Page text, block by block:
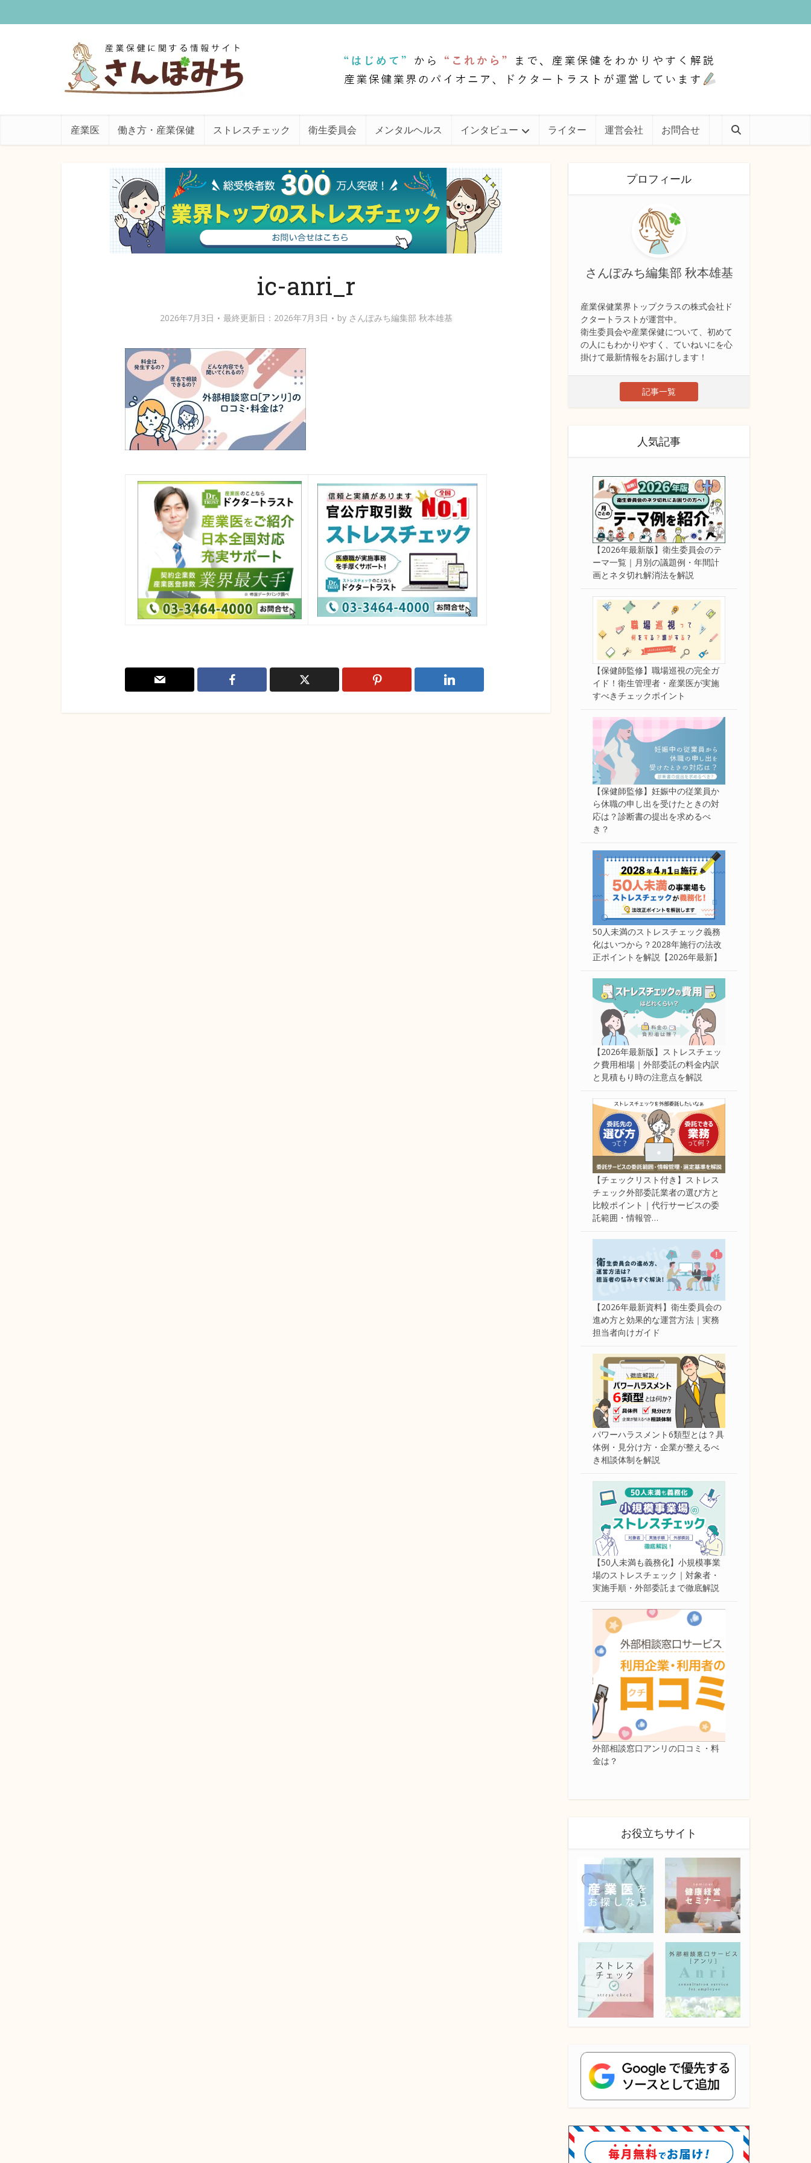
産業医 働き方・産業保健 ストレスチェック 衛生委員会 メンタルヘルス インタビュー ライター 運営会社 お問合せ
ic-anri_r
2026年7月3日 最終更新日：2026年7月3日 by さんぽみち編集部 秋本雄基
プロフィール
さんぽみち編集部 秋本雄基
産業保健業界トップクラスの株式会社ド
クタートラストが運営中。
衛生委員会や産業保健について、初めて
の人にもわかりやすく、ていねいにを心
掛けて最新情報をお届けします！
記事一覧
人気記事
【2026年最新版】衛生委員会のテ
ーマ一覧｜月別の議題例・年間計
画とネタ切れ解消法を解説
【保健師監修】職場巡視の完全ガ
イド！衛生管理者・産業医が実施
すべきチェックポイント
【保健師監修】妊娠中の従業員か
ら休職の申し出を受けたときの対
応は？診断書の提出を求めるべ
き？
50人未満のストレスチェック義務
化はいつから？2028年施行の法改
正ポイントを解説【2026年最新】
【2026年最新版】ストレスチェッ
ク費用相場｜外部委託の料金内訳
と見積もり時の注意点を解説
【チェックリスト付き】ストレス
チェック外部委託業者の選び方と
比較ポイント｜代行サービスの委
託範囲・情報管…
【2026年最新資料】衛生委員会の
進め方と効果的な運営方法｜実務
担当者向けガイド
パワーハラスメント6類型とは？具
体例・見分け方・企業が整えるべ
き相談体制を解説
【50人未満も義務化】小規模事業
場のストレスチェック｜対象者・
実施手順・外部委託まで徹底解説
外部相談窓口アンリの口コミ・料
金は？
お役立ちサイト